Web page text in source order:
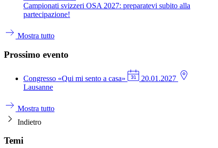
Campionati svizzeri OSA 2027: preparatevi subito alla
partecipazione!
Mostra tutto
Prossimo evento
Congresso «Qui mi sento a casa»
20.01.2027
Lausanne
Mostra tutto
Indietro
Temi